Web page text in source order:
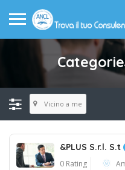
Vicino a me
&PLUS S.r.l. S.t
0 Rating